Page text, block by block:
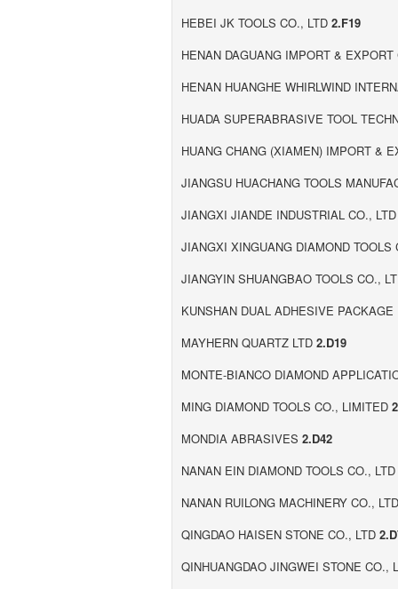
HEBEI JK TOOLS CO., LTD2.F19
HENAN DAGUANG IMPORT &
HENAN HUANGHE WHIRLWIND
HUADA SUPERABRASIVE TOOL
HUANG CHANG (XIAMEN) IMPORT &
JIANGSU HUACHANG TOOLS
JIANGXI JIANDE INDUSTRIAL CO.,
JIANGXI XINGUANG DIAMOND
JIANGYIN SHUANGBAO TOOLS CO.,
KUNSHAN DUAL ADHESIVE
MAYHERN QUARTZ LTD2.D19
MONTE-BIANCO DIAMOND
MING DIAMOND TOOLS CO., LIMITED
MONDIA ABRASIVES2.D42
NANAN EIN DIAMOND TOOLS CO.,
NANAN RUILONG MACHINERY CO.,
QINGDAO HAISEN STONE CO., LTD
QINHUANGDAO JINGWEI STONE CO.,